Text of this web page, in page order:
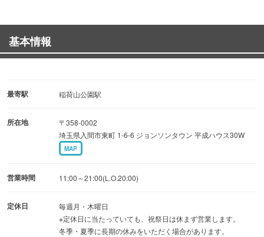
基本情報
最寄駅 稲荷山公園駅
所在地
〒358-0002
埼玉県入間市東町 1-6-6 ジョンソンタウン 平成ハウス30W
MAP
営業時間 11:00～21:00(L.O.20:00)
定休日
毎週月・木曜日
※定休日に当たっていても、祝祭日は休まず営業します。
冬季・夏季に長期の休みをいただく場合があります。